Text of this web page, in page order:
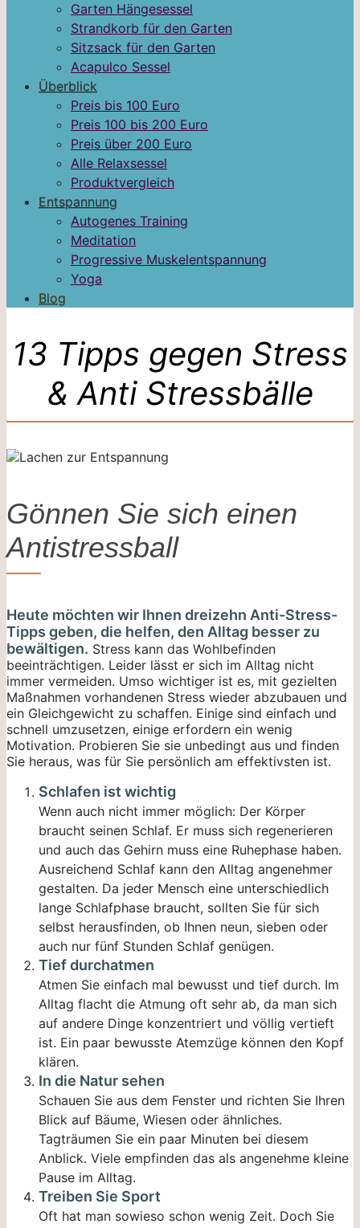
Garten Hängesessel
Strandkorb für den Garten
Sitzsack für den Garten
Acapulco Sessel
Überblick
Preis bis 100 Euro
Preis 100 bis 200 Euro
Preis über 200 Euro
Alle Relaxsessel
Produktvergleich
Entspannung
Autogenes Training
Meditation
Progressive Muskelentspannung
Yoga
Blog
13 Tipps gegen Stress
& Anti Stressbälle
Gönnen Sie sich einen
Antistressball
Heute möchten wir Ihnen dreizehn Anti-Stress-
Tipps geben, die helfen, den Alltag besser zu
bewältigen. Stress kann das Wohlbefinden
beeinträchtigen. Leider lässt er sich im Alltag nicht
immer vermeiden. Umso wichtiger ist es, mit gezielten
Maßnahmen vorhandenen Stress wieder abzubauen und
ein Gleichgewicht zu schaffen. Einige sind einfach und
schnell umzusetzen, einige erfordern ein wenig
Motivation. Probieren Sie sie unbedingt aus und finden
Sie heraus, was für Sie persönlich am effektivsten ist.
Schlafen ist wichtig
Wenn auch nicht immer möglich: Der Körper
braucht seinen Schlaf. Er muss sich regenerieren
und auch das Gehirn muss eine Ruhephase haben.
Ausreichend Schlaf kann den Alltag angenehmer
gestalten. Da jeder Mensch eine unterschiedlich
lange Schlafphase braucht, sollten Sie für sich
selbst herausfinden, ob Ihnen neun, sieben oder
auch nur fünf Stunden Schlaf genügen.
Tief durchatmen
Atmen Sie einfach mal bewusst und tief durch. Im
Alltag flacht die Atmung oft sehr ab, da man sich
auf andere Dinge konzentriert und völlig vertieft
ist. Ein paar bewusste Atemzüge können den Kopf
klären.
In die Natur sehen
Schauen Sie aus dem Fenster und richten Sie Ihren
Blick auf Bäume, Wiesen oder ähnliches.
Tagträumen Sie ein paar Minuten bei diesem
Anblick. Viele empfinden das als angenehme kleine
Pause im Alltag.
Treiben Sie Sport
Oft hat man sowieso schon wenig Zeit. Doch Sie